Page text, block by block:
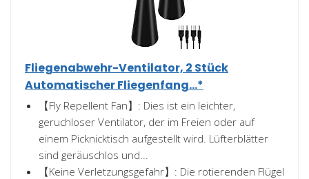
Fliegenabwehr-Ventilator, 2 Stück
Automatischer Fliegenfang...*
【Fly Repellent Fan】: Dies ist ein leichter,
geruchloser Ventilator, der im Freien oder auf
einem Picknicktisch aufgestellt wird. Lüfterblätter
sind geräuschlos und...
【Keine Verletzungsgefahr】: Die rotierenden Flügel